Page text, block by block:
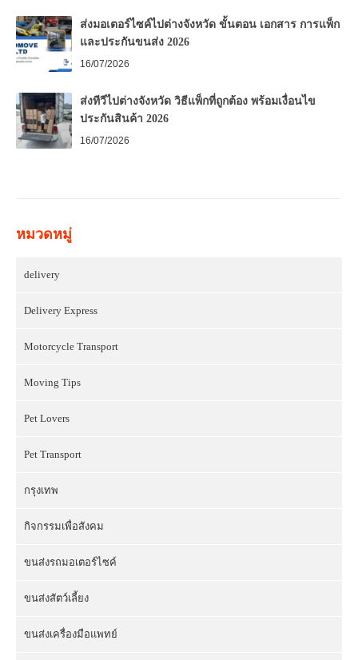
ส่งมอเตอร์ไซค์ไปต่างจังหวัด ขั้นตอน เอกสาร การแพ็ก
และประกันขนส่ง 2026
16/07/2026
ส่งทีวีไปต่างจังหวัด วิธีแพ็กที่ถูกต้อง พร้อมเงื่อนไข
ประกันสินค้า 2026
16/07/2026
หมวดหมู่
delivery
Delivery Express
Motorcycle Transport
Moving Tips
Pet Lovers
Pet Transport
กรุงเทพ
กิจกรรมเพื่อสังคม
ขนส่งรถมอเตอร์ไซค์
ขนส่งสัตว์เลี้ยง
ขนส่งเครื่องมือแพทย์